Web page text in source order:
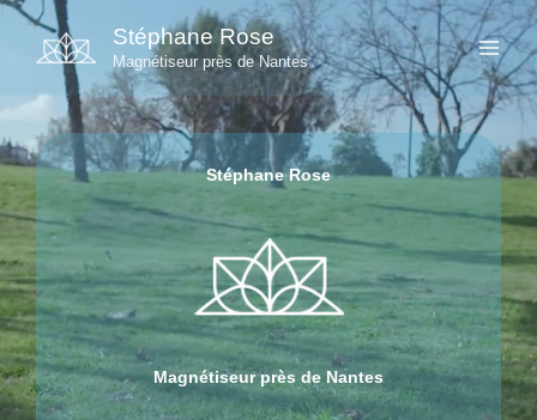
Aller
contenu
Stéphane Rose
Magnétiseur près de Nantes
Stéphane Rose
Magnétiseur près de Nantes